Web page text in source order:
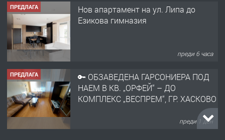
ПРЕДЛАГА
Нов апартамент на ул. Липа до
Езикова гимназия
преди 6 часа
ПРЕДЛАГА
🔑 ОБЗАВЕДЕНА ГАРСОНИЕРА ПОД
НАЕМ В КВ. „ОРФЕЙ“ – ДО
КОМПЛЕКС „ВЕСПРЕМ“, ГР. ХАСКОВО
преди 1 ден